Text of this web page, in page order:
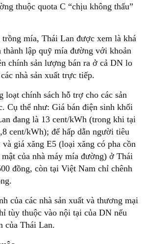
thuộc quota C “chịu không thấu”
mía, Thái Lan được xem là khá
thành lập quỹ mía đường với khoản
chính sản lượng bán ra ở cả DN lo
nhà sản xuất trực tiếp.
loạt chính sách hỗ trợ cho các sản
Cụ thể như: Giá bán điện sinh khối
đang là 13 cent/kWh (trong khi tại
cent/kWh); để hấp dẫn người tiêu
giá xăng E5 (loại xăng có pha cồn
của nhà máy mía đường) ở Thái
đồng, còn tại Việt Nam chỉ chênh
của các nhà sản xuất và thương mại
tùy thuộc vào nội tại của DN nếu
của Thái Lan.